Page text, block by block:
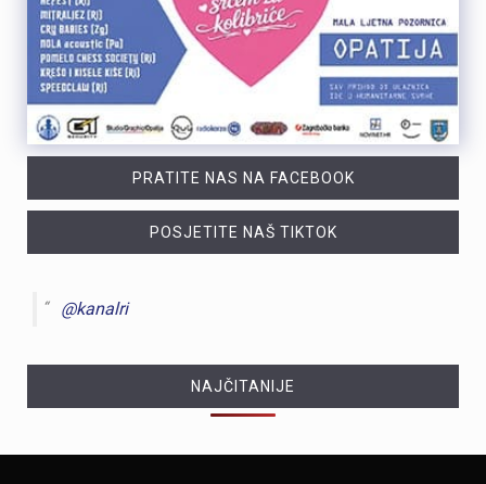
PRATITE NAS NA FACEBOOK
POSJETITE NAŠ TIKTOK
@kanalri
NAJČITANIJE